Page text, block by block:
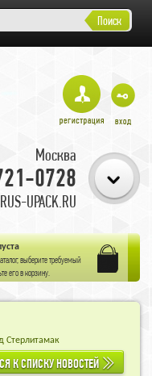
Поиск
Москва
0728
UPACK.RU
, выберите требуемый
его в корзину.
Стерлитамак
К СПИСКУ НОВОСТЕЙ